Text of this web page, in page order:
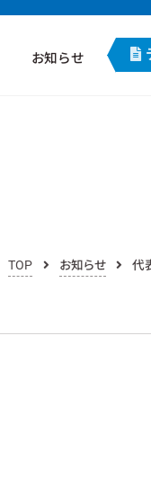
お知らせ
TOP お知らせ 代